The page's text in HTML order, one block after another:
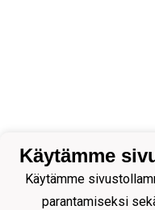
Käytämme
Käytämme
parantamiseksi